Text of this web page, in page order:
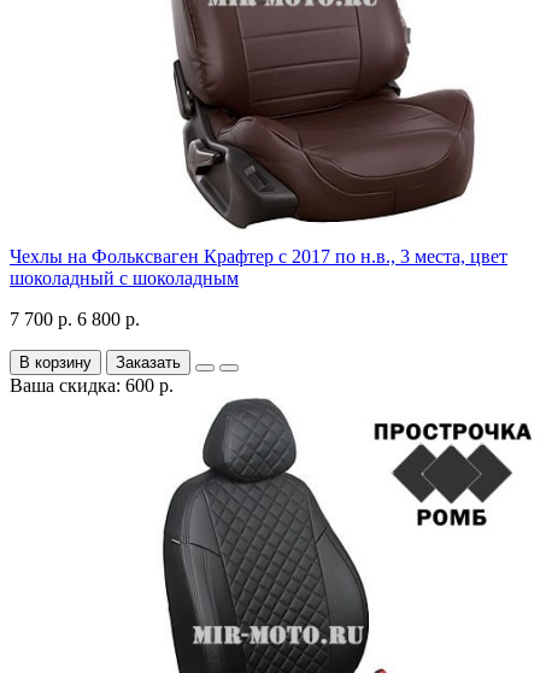
Чехлы на Фольксваген Крафтер с 2017 по н.в., 3 места, цвет
шоколадный с шоколадным
7 700 р. 6 800 р.
В корзину Заказать
Ваша скидка: 600 р.